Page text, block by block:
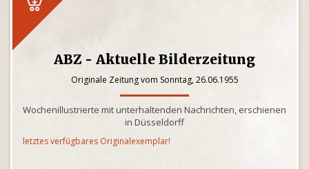
ABZ - Aktuelle Bilderzeitung
Originale Zeitung vom Sonntag, 26.06.1955
Wochenillustrierte mit unterhaltenden Nachrichten, erschienen
in Düsseldorff
letztes verfügbares Originalexemplar!